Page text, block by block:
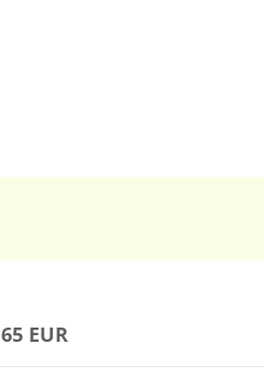
65 EUR